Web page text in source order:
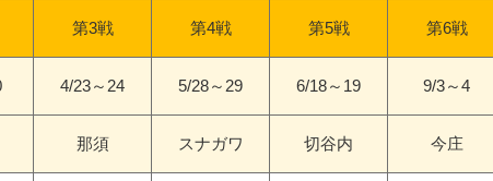
第3戦 第4戦 第5戦 第6戦
4/23～24 5/28～29 6/18～19 9/3～4
那須 スナガワ 切谷内 今庄